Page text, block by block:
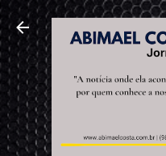
Pular para o